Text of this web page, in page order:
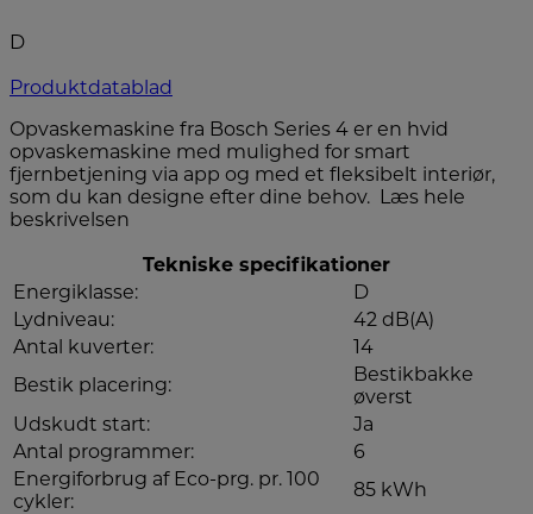
D
Produktdatablad
Opvaskemaskine fra Bosch Series 4 er en hvid
opvaskemaskine med mulighed for smart
fjernbetjening via app og med et fleksibelt interiør,
som du kan designe efter dine behov. Læs hele
beskrivelsen
Tekniske specifikationer
Energiklasse:
D
Lydniveau:
42 dB(A)
Antal kuverter:
14
Bestik placering:
Bestikbakke
øverst
Udskudt start:
Ja
Antal programmer:
6
Energiforbrug af Eco-prg. pr. 100
cykler:
85 kWh